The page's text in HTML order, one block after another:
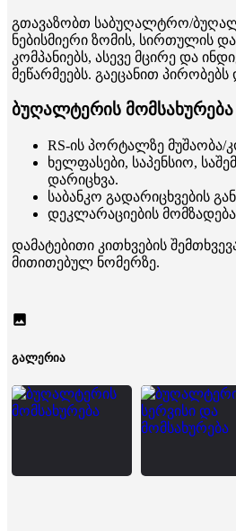
გთავაზობთ საბუღალტრო/
ნებისმიერი ზომის, სირთულის და
კომპანიებს, ასევე მცირე და
მეწარმეებს. გაეცანით პირობებს
ბუღალტერის მომსახურება
RS-ის პორტალზე
ხელფასები, საპენსიო,
დარიცხვა.
საბანკო გადარიცხვების
დეკლარაციების
დამატებითი კითხვების
მითითებულ ნომერზე.
გალერია